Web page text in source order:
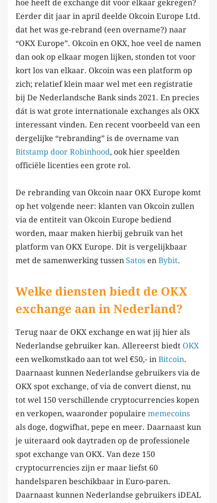
hoe heeft de exchange dit voor elkaar gekregen?
Eerder dit jaar in april deelde Okcoin Europe Ltd.
dat het was ge-rebrand (een overname?) naar
“OKX Europe”. Okcoin en OKX, hoe veel de namen
dan ook op elkaar mogen lijken, stonden tot voor
kort los van elkaar. Okcoin was een platform op
zich; relatief klein maar wel met een registratie
bij De Nederlandsche Bank sinds 2021. En precies
dát is wat grote internationale exchanges als OKX
interessant vinden. Een recent voorbeeld van een
dergelijke “rebranding” is de overname van
Bitstamp door Robinhood, ook hier speelden
officiële licenties een grote rol.
De rebranding van Okcoin naar OKX Europe komt
op het volgende neer: klanten van Okcoin zullen
via de entiteit van Okcoin Europe bediend
worden, maar maken hierbij gebruik van het
platform van OKX Europe. Dit is vergelijkbaar
met de samenwerking tussen Satos en Bybit.
Welke diensten biedt de OKX
exchange aan in Nederland?
Terug naar de OKX exchange en wat jij hier als
Nederlandse gebruiker kan. Allereerst biedt OKX
een welkomstkado aan tot wel €50,- in Bitcoin.
Daarnaast kunnen Nederlandse gebruikers via de
OKX spot exchange, of via de convert dienst, nu
tot wel 150 verschillende cryptocurrencies kopen
en verkopen, waaronder populaire memecoins
als doge, dogwifhat, pepe en meer. Daarnaast kun
je uiteraard ook daytraden op de professionele
spot exchange van OKX. Van deze 150
cryptocurrencies zijn er maar liefst 60
handelsparen beschikbaar in Euro-paren.
Daarnaast kunnen Nederlandse gebruikers iDEAL